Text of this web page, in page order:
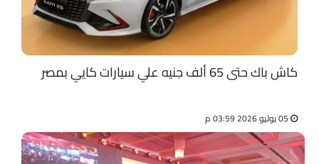
كاش باك حتى 65 ألف جنيه علي سيارات كايي بمصر